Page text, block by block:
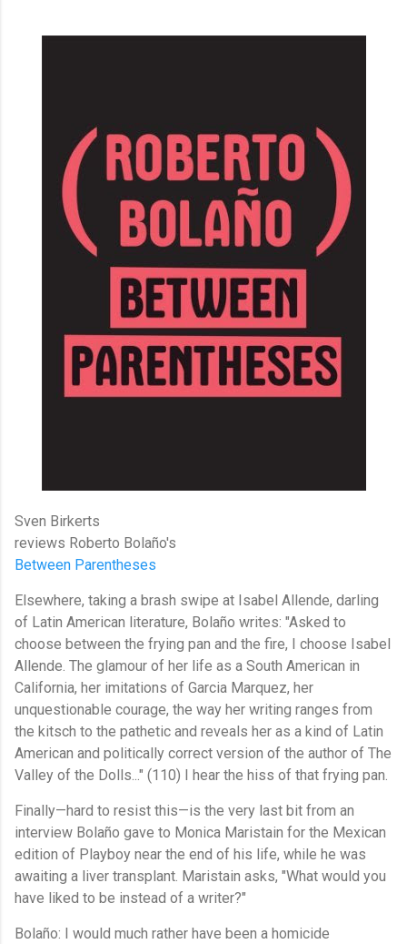
Sven Birkerts
reviews Roberto Bolaño's
Between Parentheses
Elsewhere, taking a brash swipe at Isabel Allende, darling
of Latin American literature, Bolaño writes: "Asked to
choose between the frying pan and the fire, I choose Isabel
Allende. The glamour of her life as a South American in
California, her imitations of Garcia Marquez, her
unquestionable courage, the way her writing ranges from
the kitsch to the pathetic and reveals her as a kind of Latin
American and politically correct version of the author of The
Valley of the Dolls..." (110) I hear the hiss of that frying pan.
Finally—hard to resist this—is the very last bit from an
interview Bolaño gave to Monica Maristain for the Mexican
edition of Playboy near the end of his life, while he was
awaiting a liver transplant. Maristain asks, "What would you
have liked to be instead of a writer?"
Bolaño: I would much rather have been a homicide